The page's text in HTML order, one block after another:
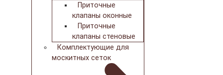
Приточные
клапаны оконные
Приточные
клапаны стеновые
Комплектующие для
москитных сеток